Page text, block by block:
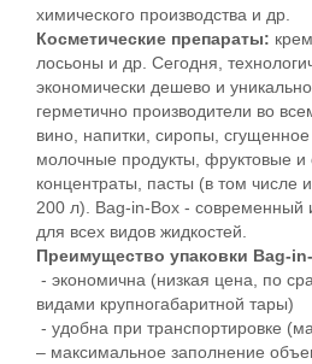
химического производства и др.
Косметические препараты:
лосьоны и др. Сегодня,
экономически дешево и
герметично производители во
вино, напитки, сиропы,
молочные продукты, фруктовые
концентраты, пасты (в том числе
200 л). Bag-in-Box - современный
для всех видов жидкостей.
Преимущество упаковки Bag-
- экономична (низкая цена, по
видами крупногабаритной тары)
- удобна при транспортировке
– максимальное заполнение